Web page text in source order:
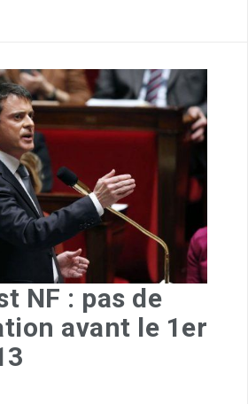
NF : pas de
avant le 1er